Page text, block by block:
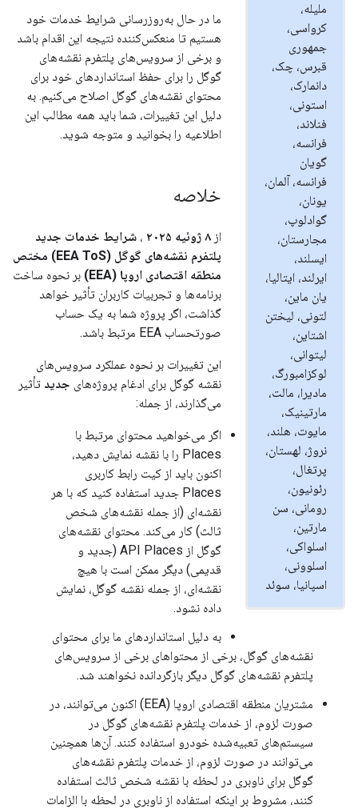
ملیله،
کرواسی،
جمهوری
قبرس، چک،
دانمارک،
استونی،
فنلاند،
فرانسه،
گویان
فرانسه، آلمان،
یونان،
گوادلوپ،
مجارستان،
ایسلند،
ایرلند، ایتالیا،
یان ماین،
لتونی، لیختن
اشتاین،
لیتوانی،
لوکزامبورگ،
مادیرا، مالت،
مارتینیک،
مایوت، هلند،
نروژ، لهستان،
پرتغال،
رئونیون،
رومانی، سن
مارتین،
اسلواکی،
اسلوونی،
اسپانیا، سوئد
ما در حال به‌روزرسانی شرایط خدمات خود
هستیم تا منعکس‌کننده نتیجه این اقدام باشد
و برخی از سرویس‌های پلتفرم نقشه‌های
گوگل را برای حفظ استانداردهای خود برای
محتوای نقشه‌های گوگل اصلاح می‌کنیم. به
دلیل این تغییرات، شما باید همه مطالب این
اطلاعیه را بخوانید و متوجه شوید.
خلاصه
از ۸ ژوئیه ۲۰۲۵ ، شرایط خدمات جدید
پلتفرم نقشه‌های گوگل (EEA ToS) مختص
منطقه اقتصادی اروپا (EEA)
بر نحوه ساخت
برنامه‌ها و تجربیات کاربران تأثیر خواهد
گذاشت، اگر پروژه شما به یک حساب
صورتحساب EEA مرتبط باشد.
این تغییرات بر نحوه عملکرد سرویس‌های
نقشه گوگل برای ادغام پروژه‌های جدید تأثیر
می‌گذارند، از جمله:
اگر می‌خواهید محتوای مرتبط با
Places را با نقشه نمایش دهید،
اکنون باید از کیت رابط کاربری
Places جدید استفاده کنید که با هر
نقشه‌ای (از جمله نقشه‌های شخص
ثالث) کار می‌کند. محتوای نقشه‌های
گوگل از API Places (جدید و
قدیمی) دیگر ممکن است با هیچ
نقشه‌ای، از جمله نقشه گوگل، نمایش
داده نشود.
به دلیل استانداردهای ما برای محتوای
نقشه‌های گوگل، برخی از محتواهای برخی از سرویس‌های
پلتفرم نقشه‌های گوگل دیگر بازگردانده نخواهند شد.
مشتریان منطقه اقتصادی اروپا (EEA) اکنون می‌توانند، در
صورت لزوم، از خدمات پلتفرم نقشه‌های گوگل در
سیستم‌های تعبیه‌شده خودرو استفاده کنند. آن‌ها همچنین
می‌توانند در صورت لزوم، از خدمات پلتفرم نقشه‌های
گوگل برای ناوبری در لحظه با نقشه شخص ثالث استفاده
کنند، مشروط بر اینکه استفاده از ناوبری در لحظه با الزامات